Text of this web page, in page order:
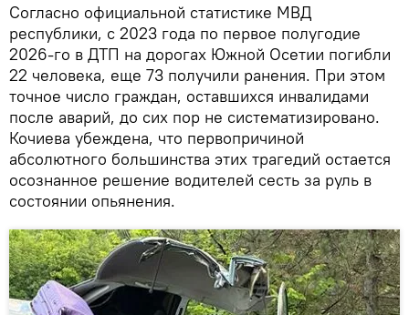
Согласно официальной статистике МВД
республики, с 2023 года по первое полугодие
2026-го в ДТП на дорогах Южной Осетии погибли
22 человека, еще 73 получили ранения. При этом
точное число граждан, оставшихся инвалидами
после аварий, до сих пор не систематизировано.
Кочиева убеждена, что первопричиной
абсолютного большинства этих трагедий остается
осознанное решение водителей сесть за руль в
состоянии опьянения.